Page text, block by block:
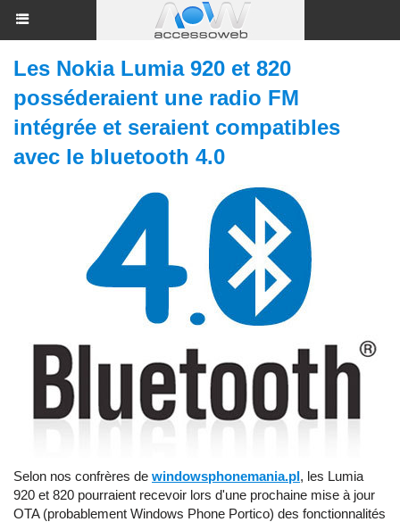
Les Nokia Lumia 920 et 820
posséderaient une radio FM
intégrée et seraient compatibles
avec le bluetooth 4.0
Selon nos confrères de windowsphonemania.pl, les Lumia
920 et 820 pourraient recevoir lors d'une prochaine mise à jour
OTA (probablement Windows Phone Portico) des fonctionnalités